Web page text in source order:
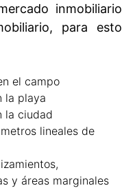
inmobiliario
para esto
el campo
la playa
la ciudad
lineales de
y áreas marginales